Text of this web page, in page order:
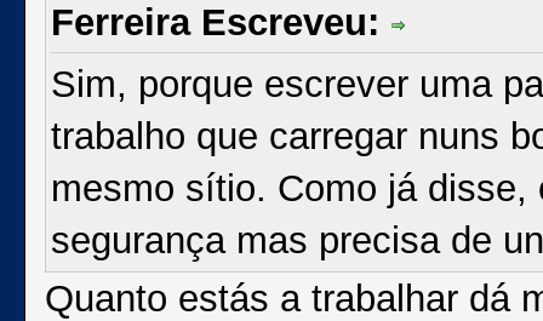
Ferreira Escreveu:
Sim, porque escrever uma
trabalho que carregar nuns
mesmo sítio. Como já
segurança mas precisa de
Quanto estás a trabalhar dá